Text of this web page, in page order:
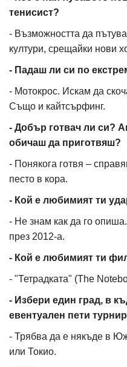
тенисист?
- Възможността да
култури, срещайки нови
- Падаш ли си по
- Мотокрос. Искам да
Също и кайтсърфинг.
- Добър готвач ли си?
обичаш да приготвяш?
- Понякога готвя –
песто в кора.
- Кой е любимият ти
- Не знам как да го
през 2012-а.
- Кой е любимият ти
- "Тетрадката" (The
- Избери един град, в
евентуален пети
- Трябва да е някъде в
или Токио.